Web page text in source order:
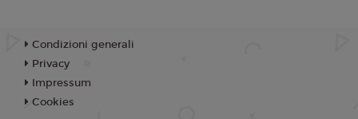
Condizioni generali
Privacy
Impressum
Cookies